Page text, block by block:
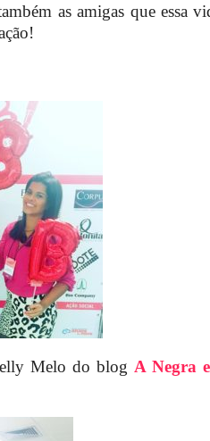
as amigas que essa
Melo do blog A Negra